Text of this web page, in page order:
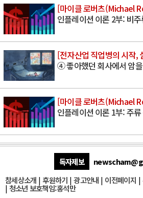
[마이클 로버츠(Michael
인플레이션 이론 2부: 비
[전자산업 직업병의 시작,
④ 좋아했던 회사에서 암
[마이클 로버츠(Michael
인플레이션 이론 1부: 주
독자제보
참세상소개 | 후원하기 |광고안내 | 이전페이지 |
| 청소년 보호책임:홍석만